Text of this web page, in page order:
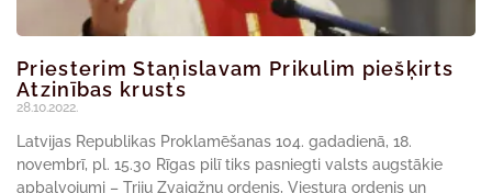
Priesterim Staņislavam Prikulim piešķirts
Atzinības krusts
28.10.2022.
Latvijas Republikas Proklamēšanas 104. gadadienā, 18.
novembrī, pl. 15.30 Rīgas pilī tiks pasniegti valsts augstākie
apbalvojumi – Triju Zvaigžņu ordenis, Viestura ordenis un